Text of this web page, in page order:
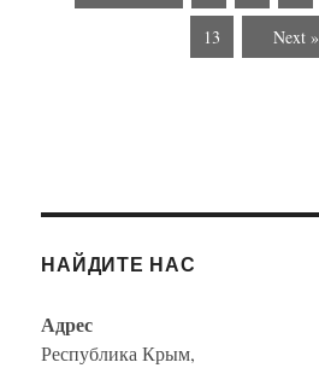
13 Next »
НАЙДИТЕ НАС
Адрес
Республика Крым,